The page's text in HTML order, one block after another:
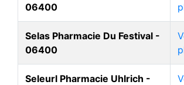
06400
Selas Pharmacie Du Festival -
06400
Seleurl Pharmacie Uhlrich -